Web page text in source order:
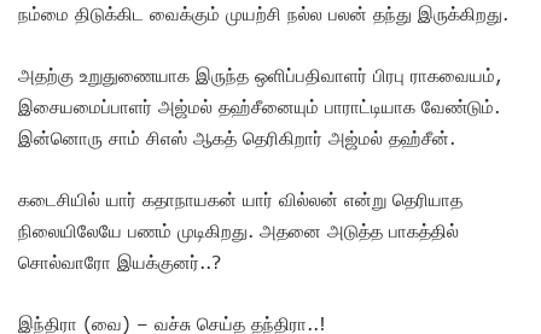
நம்மை திடுக்கிட வைக்கும் முயற்சி நல்ல பலன் தந்து இருக்கிறது.
அதற்கு உறுதுணையாக இருந்த ஒளிப்பதிவாளர் பிரபு ராகவையம்,
இசையமைப்பாளர் அஜ்மல் தஹ்சீனையும் பாராட்டியாக வேண்டும்.
இன்னொரு சாம் சிஎஸ் ஆகத் தெரிகிறார் அஜ்மல் தஹ்சீன்.
கடைசியில் யார் கதாநாயகன் யார் வில்லன் என்று தெரியாத
நிலையிலேயே பணம் முடிகிறது. அதனை அடுத்த பாகத்தில்
சொல்வாரோ இயக்குனர்..?
இந்திரா (வை) – வச்சு செய்த தந்திரா..!